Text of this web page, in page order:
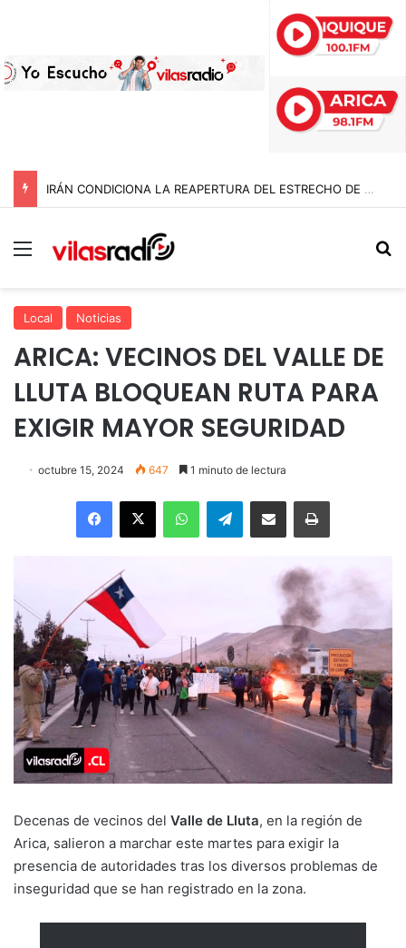
IRÁN CONDICIONA LA REAPERTURA DEL ESTRECHO DE ORMUZ Y EXIGE A ESTADOS UNIDOS EL FIN DEL BLOQUEO Y REPARACIONES DE GUERRA
Menú
Local Noticias
ARICA: VECINOS DEL VALLE DE
LLUTA BLOQUEAN RUTA PARA
EXIGIR MAYOR SEGURIDAD
octubre 15, 2024 647 1 minuto de lectura
Facebook
X WhatsAppTelegramEnviar vía email Imprimir
Decenas de vecinos del Valle de Lluta, en la región de
Arica, salieron a marchar este martes para exigir la
presencia de autoridades tras los diversos problemas de
inseguridad que se han registrado en la zona.